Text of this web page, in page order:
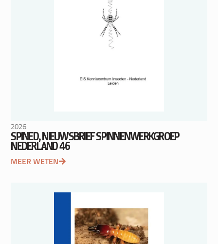
2026
SPINED, NIEUWSBRIEF SPINNENWERKGROEP
NEDERLAND 46
MEER WETEN